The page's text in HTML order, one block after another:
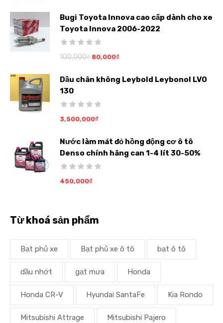
Bugi Toyota Innova cao cấp dành cho xe
Toyota Innova 2006-2022
100,000₫ 80,000₫
Dầu chân không Leybold Leybonol LVO
130
3,500,000₫
Nước làm mát đỏ hồng động cơ ô tô
Denso chính hãng can 1-4 lít 30-50%
450,000₫
Từ khoá sản phẩm
Bạt phủ xe Bạt phủ xe ô tô bạt ô tô
dầu nhớt gạt mưa Honda
Honda CR-V Hyundai SantaFe Kia Rondo
Mitsubishi Attrage Mitsubishi Pajero